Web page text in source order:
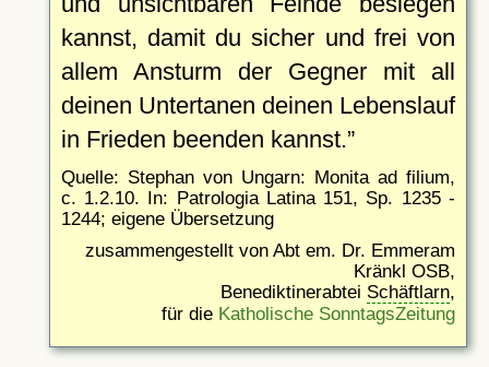
kannst, damit du sicher und frei von
allem Ansturm der Gegner mit all
deinen Untertanen deinen Lebenslauf
in Frieden beenden kannst.
Quelle: Stephan von Ungarn: Monita ad filium,
c. 1.2.10. In: Patrologia Latina 151, Sp. 1235 -
1244; eigene Übersetzung
zusammengestellt von Abt em. Dr. Emmeram
Kränkl OSB,
Benediktinerabtei Schäftlarn,
für die Katholische SonntagsZeitung